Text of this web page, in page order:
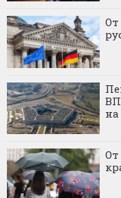
От
От